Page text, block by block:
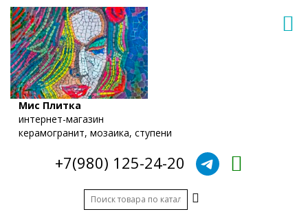
Мис Плитка
интернет-магазин
керамогранит, мозаика, ступени
+7(980) 125-24-20